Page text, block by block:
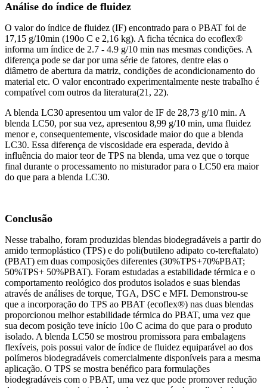
Análise do índice de fluidez
O valor do índice de fluidez (IF) encontrado para o PBAT foi de
17,15 g/10min (190o C e 2,16 kg). A ficha técnica do ecoflex®
informa um índice de 2.7 - 4.9 g/10 min nas mesmas condições. A
diferença pode se dar por uma série de fatores, dentre elas o
diâmetro de abertura da matriz, condições de acondicionamento do
material etc. O valor encontrado experimentalmente neste trabalho é
compatível com outros da literatura(21, 22).
A blenda LC30 apresentou um valor de IF de 28,73 g/10 min. A
blenda LC50, por sua vez, apresentou 8,99 g/10 min, uma fluidez
menor e, consequentemente, viscosidade maior do que a blenda
LC30. Essa diferença de viscosidade era esperada, devido à
influência do maior teor de TPS na blenda, uma vez que o torque
final durante o processamento no misturador para o LC50 era maior
do que para a blenda LC30.
Conclusão
Nesse trabalho, foram produzidas blendas biodegradáveis a partir do
amido termoplástico (TPS) e do poli(butileno adipato co-tereftalato)
(PBAT) em duas composições diferentes (30%TPS+70%PBAT;
50%TPS+ 50%PBAT). Foram estudadas a estabilidade térmica e o
comportamento reológico dos produtos isolados e suas blendas
através de análises de torque, TGA, DSC e MFI. Demonstrou-se
que a incorporação do TPS ao PBAT (ecoflex®) nas duas blendas
proporcionou melhor estabilidade térmica do PBAT, uma vez que
sua decom posição teve início 10o C acima do que para o produto
isolado. A blenda LC50 se mostrou promissora para embalagens
flexíveis, pois possui valor de índice de fluidez equiparável ao dos
polímeros biodegradáveis comercialmente disponíveis para a mesma
aplicação. O TPS se mostra benéfico para formulações
biodegradáveis com o PBAT, uma vez que pode promover redução